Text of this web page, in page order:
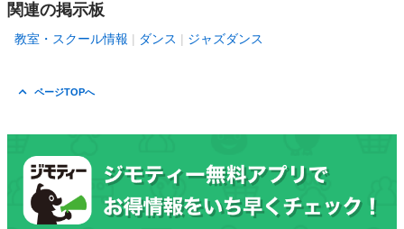
関連の掲示板
教室・スクール情報 ダンス ジャズダンス
ページTOPへ